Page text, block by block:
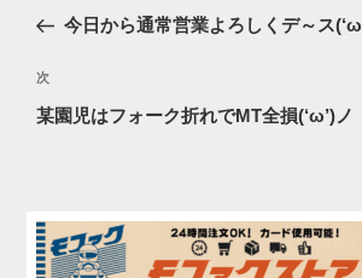
ナ
ビ
ゲ
ン
去
投
稿
今日から通常営業よろしくデ～ス
次
の
次
某園児はフォーク折れでMT全損(‘ω’)ノ